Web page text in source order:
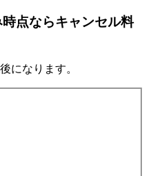
点ならキャンセル料
になります。